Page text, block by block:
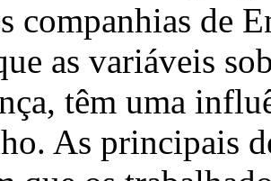
companhias de
as variáveis
têm uma
As principais